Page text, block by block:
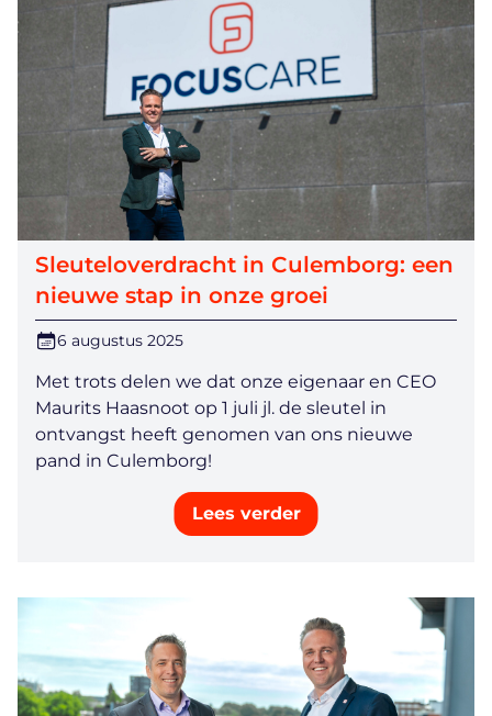
Sleuteloverdracht in Culemborg: een
nieuwe stap in onze groei
6 augustus 2025
Met trots delen we dat onze eigenaar en CEO
Maurits Haasnoot op 1 juli jl. de sleutel in
ontvangst heeft genomen van ons nieuwe
pand in Culemborg!
Lees verder